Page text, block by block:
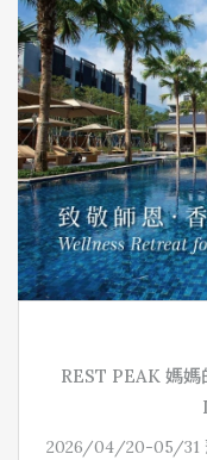
REST PEAK 媽
2026/04/20-05/31